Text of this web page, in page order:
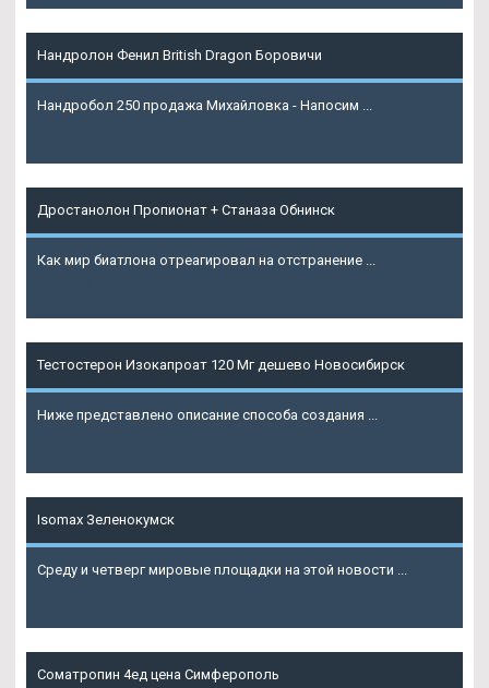
Нандролон Фенил British Dragon Боровичи
Нандробол 250 продажа Михайловка - Напосим ...
Дростанолон Пропионат + Станаза Обнинск
Как мир биатлона отреагировал на отстранение ...
Тестостерон Изокапроат 120 Мг дешево Новосибирск
Ниже представлено описание способа создания ...
Isomax Зеленокумск
Среду и четверг мировые площадки на этой новости ...
Cоматропин 4ед цена Симферополь